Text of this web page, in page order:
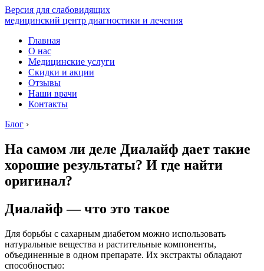
Версия для слабовидящих
медицинский центр диагностики и лечения
Главная
О нас
Медицинские услуги
Скидки и акции
Отзывы
Наши врачи
Контакты
Блог ›
На самом ли деле Диалайф дает такие
хорошие результаты? И где найти
оригинал?
Диалайф — что это такое
Для борьбы с сахарным диабетом можно использовать
натуральные вещества и растительные компоненты,
объединенные в одном препарате. Их экстракты обладают
способностью: